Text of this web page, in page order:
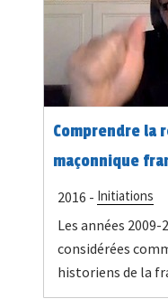
Comprendre la
maçonnique
2016 - Initiations
Les années
considérées
historiens de la